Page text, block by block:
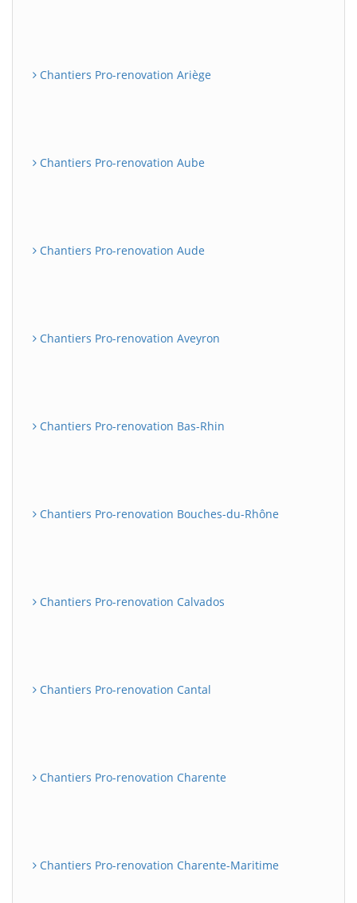
Chantiers Pro-renovation Ariège
Chantiers Pro-renovation Aube
Chantiers Pro-renovation Aude
Chantiers Pro-renovation Aveyron
Chantiers Pro-renovation Bas-Rhin
Chantiers Pro-renovation Bouches-du-Rhône
Chantiers Pro-renovation Calvados
Chantiers Pro-renovation Cantal
Chantiers Pro-renovation Charente
Chantiers Pro-renovation Charente-Maritime